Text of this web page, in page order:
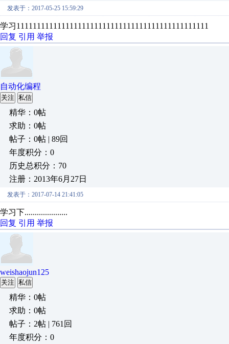
发表于：2017-05-25 15:59:29
学习11111111111111111111111111111111111111111111111
回复 引用 举报
自动化编程
关注 私信
精华：0帖
求助：0帖
帖子：0帖 | 89回
年度积分：0
历史总积分：70
注册：2013年6月27日
发表于：2017-07-14 21:41:05
学习下.....................
回复 引用 举报
weishaojun125
关注 私信
精华：0帖
求助：0帖
帖子：2帖 | 761回
年度积分：0